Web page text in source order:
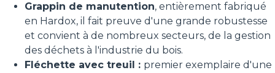
Grappin de manutention, entièrement fabriqué
en Hardox, il fait preuve d'une grande robustesse
et convient à de nombreux secteurs, de la gestion
des déchets à l'industrie du bois.
Fléchette avec treuil : premier exemplaire d'une